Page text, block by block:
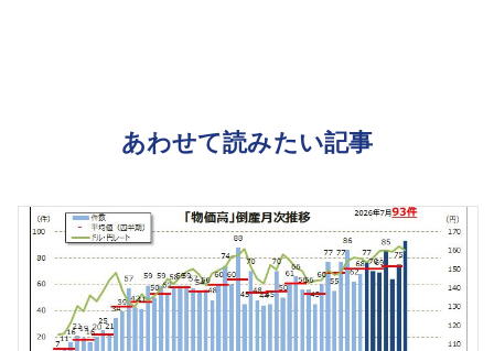
あわせて読みたい記事